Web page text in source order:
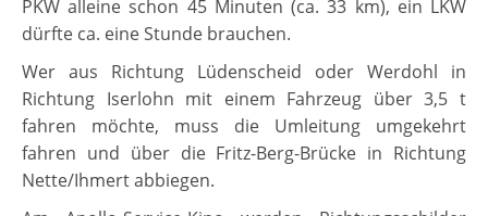
PKW alleine schon 45 Minuten (ca. 33 km), ein LKW
dürfte ca. eine Stunde brauchen.
Wer aus Richtung Lüdenscheid oder Werdohl in
Richtung Iserlohn mit einem Fahrzeug über 3,5 t
fahren möchte, muss die Umleitung umgekehrt
fahren und über die Fritz-Berg-Brücke in Richtung
Nette/Ihmert abbiegen.